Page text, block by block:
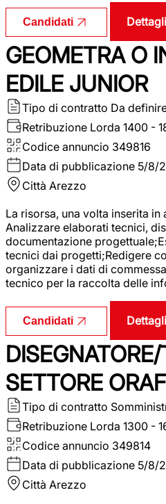
Candidati
GEOMETRA O
EDILE JUNIOR
Tipo di contratto Da
Retribuzione Lorda 1400 -
Codice annuncio 349816
Data di pubblicazione 5/8/
Città Arezzo
La risorsa, una volta inserita
Analizzare elaborati tecnici,
documentazione
tecnici dai progetti;Redigere
organizzare i dati di
tecnico per la raccolta delle
Candidati
SETTORE
Tipo di contratto
Retribuzione Lorda 1300 -
Codice annuncio 349814
Data di pubblicazione 5/8/
Città Arezzo